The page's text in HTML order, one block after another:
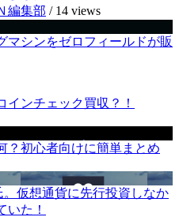
編集部 / 14 views
マシンをゼロフィールドが販
インチェック買収？！
？初心者向けに簡単まとめ
。仮想通貨に先行投資しなか
いた！